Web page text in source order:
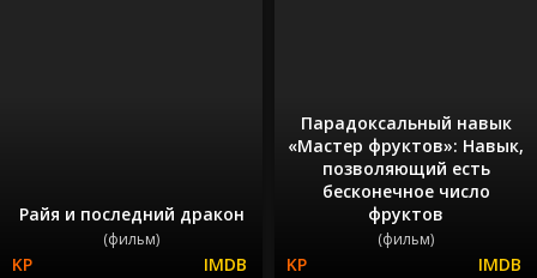
Райя и последний дракон
(фильм)
Парадоксальный навык
«Мастер фруктов»: Навык,
позволяющий есть
бесконечное число
фруктов
(фильм)